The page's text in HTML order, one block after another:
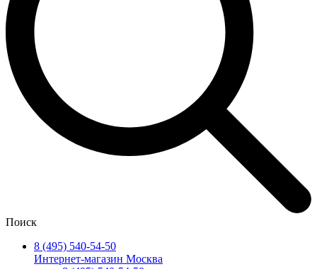
Поиск
8 (495) 540-54-50
Интернет-магазин Москва